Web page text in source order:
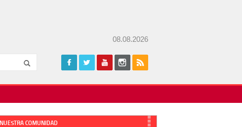
08.08.2026
NUESTRA COMUNIDAD